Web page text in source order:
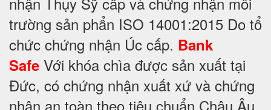
trường sản phẩn ISO 14001:2015 Do tổ
chức chứng nhận Úc cấp. Bank
Safe Với khóa chìa được sản xuất tại
Đức, có chứng nhận xuất xứ và chứng
nhận an toàn theo tiêu chuẩn Châu Âu